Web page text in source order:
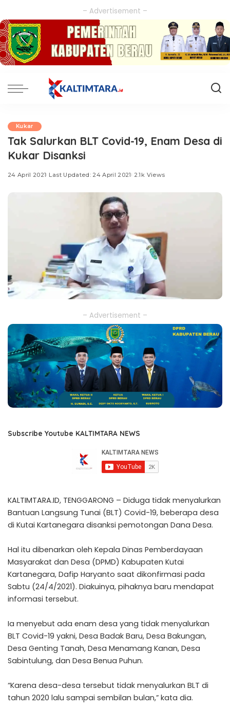
– Advertisement –
Kukar
Tak Salurkan BLT Covid-19, Enam Desa di
Kukar Disanksi
24 April 2021 Last Updated: 24 April 2021 2.1k Views
– Advertisement –
Subscribe Youtube KALTIMTARA NEWS
KALTIMTARA.ID, TENGGARONG – Diduga tidak menyalurkan
Bantuan Langsung Tunai (BLT) Covid-19, beberapa desa
di Kutai Kartanegara disanksi pemotongan Dana Desa.
Hal itu dibenarkan oleh Kepala Dinas Pemberdayaan
Masyarakat dan Desa (DPMD) Kabupaten Kutai
Kartanegara, Dafip Haryanto saat dikonfirmasi pada
Sabtu (24/4/2021). Diakuinya, pihaknya baru mendapat
informasi tersebut.
Ia menyebut ada enam desa yang tidak menyalurkan
BLT Covid-19 yakni, Desa Badak Baru, Desa Bakungan,
Desa Genting Tanah, Desa Menamang Kanan, Desa
Sabintulung, dan Desa Benua Puhun.
“Karena desa-desa tersebut tidak menyalurkan BLT di
tahun 2020 lalu sampai sembilan bulan,” kata dia.